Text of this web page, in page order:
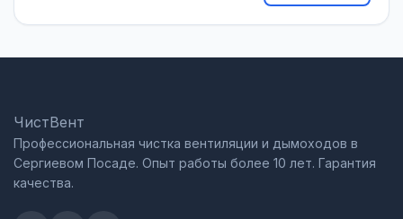
ЧистВент
Профессиональная чистка вентиляции и дымоходов в
Сергиевом Посаде. Опыт работы более 10 лет. Гарантия
качества.